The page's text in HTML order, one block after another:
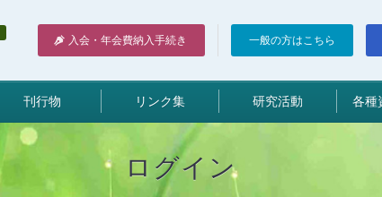
入会・年会費納入手続き 一般の方はこちら
刊行物 リンク集 研究活動 各種
ログイン